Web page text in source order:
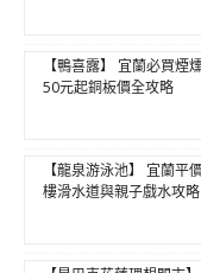
【鴨喜露】 宜蘭必買
50元起銅板價全攻略
【龍泉游泳池】 宜蘭
樓滑水道與親子戲水攻略